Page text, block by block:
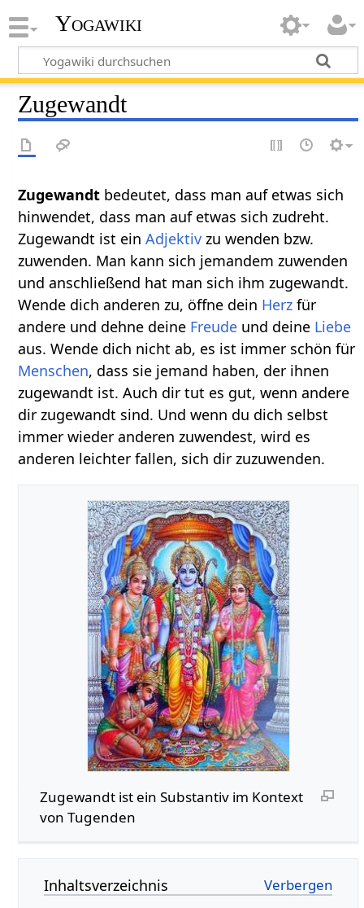
Yogawiki
Zugewandt
bedeutet, dass man auf etwas sich
hinwendet, dass man auf etwas sich zudreht.
Zugewandt ist einAdjektiv zu wenden bzw.
zuwenden. Man kann sich jemandem zuwenden
und anschließend hat man sich ihm zugewandt.
Wende dich anderen zu, öffne dein Herz für
andere und dehne deine Freude und deine Liebe
aus. Wende dich nicht ab, es ist immer schön für
Menschen, dass sie jemand haben, der ihnen
zugewandt ist. Auch dir tut es gut, wenn andere
dir zugewandt sind. Und wenn du dich selbst
immer wieder anderen zuwendest, wird es
anderen leichter fallen, sich dir zuzuwenden.
Zugewandt‏‎ ist ein Substantiv im Kontext
von Tugenden
Inhaltsverzeichnis